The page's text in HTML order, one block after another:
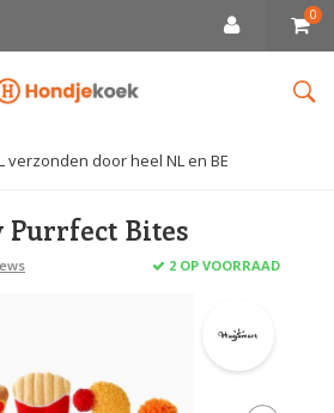
0
verzonden door heel NL en BE
Purrfect Bites
2 OP VOORRAAD